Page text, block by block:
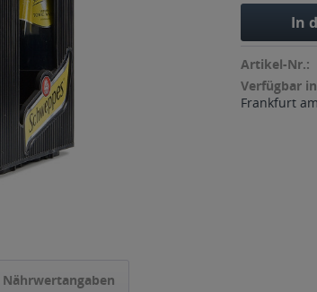
In
Artikel-Nr.:
Verfügbar
Frankfurt
Nährwertangaben